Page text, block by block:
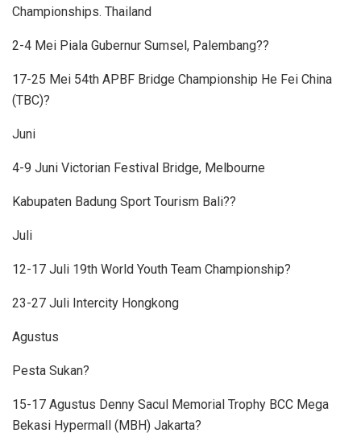
Championships. Thailand
2-4 Mei Piala Gubernur Sumsel, Palembang??
17-25 Mei 54th APBF Bridge Championship He Fei China
(TBC)?
Juni
4-9 Juni Victorian Festival Bridge, Melbourne
Kabupaten Badung Sport Tourism Bali??
Juli
12-17 Juli 19th World Youth Team Championship?
23-27 Juli Intercity Hongkong
Agustus
Pesta Sukan?
15-17 Agustus Denny Sacul Memorial Trophy BCC Mega
Bekasi Hypermall (MBH) Jakarta?